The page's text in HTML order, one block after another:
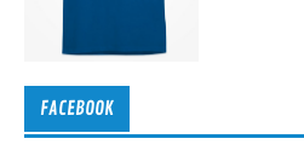
FACEBOOK